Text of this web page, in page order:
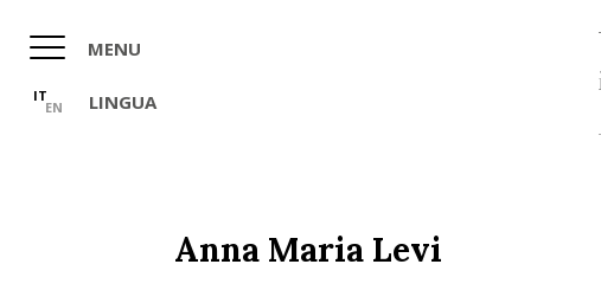
principale
MENU
IT
EN LINGUA
Anna Maria Levi